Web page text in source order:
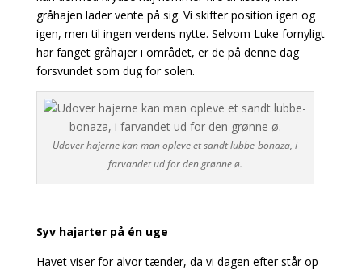
gråhajen lader vente på sig. Vi skifter position igen og
igen, men til ingen verdens nytte. Selvom Luke fornyligt
har fanget gråhajer i området, er de på denne dag
forsvundet som dug for solen.
Udover hajerne kan man opleve et sandt lubbe-bonaza, i
farvandet ud for den grønne ø.
Syv hajarter på én uge
Havet viser for alvor tænder, da vi dagen efter står op